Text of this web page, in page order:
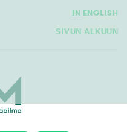
IN ENGLISH
SIVUN ALKUUN